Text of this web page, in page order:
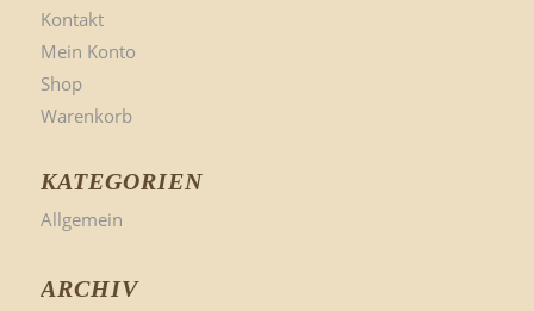
Kontakt
Mein Konto
Shop
Warenkorb
KATEGORIEN
Allgemein
ARCHIV